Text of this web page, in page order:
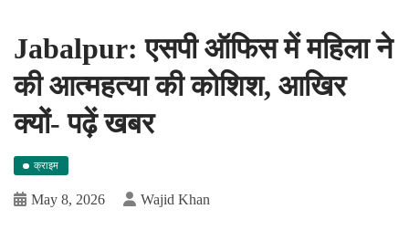
Jabalpur: एसपी ऑफिस में महिला ने
की आत्महत्या की कोशिश, आखिर
क्यों- पढ़ें खबर
क्राइम
May 8, 2026 Wajid Khan